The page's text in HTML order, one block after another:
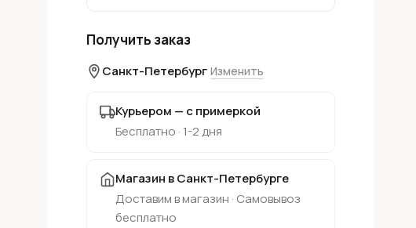
Получить заказ
Санкт-Петербург Изменить
Курьером — с примеркой
Бесплатно · 1-2 дня
Магазин в Санкт-Петербурге
Доставим в магазин · Самовывоз
бесплатно